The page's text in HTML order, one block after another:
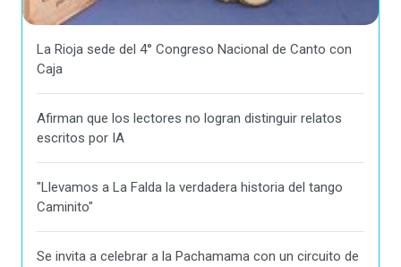
La Rioja sede del 4° Congreso Nacional de Canto con
Caja
Afirman que los lectores no logran distinguir relatos
escritos por IA
"Llevamos a La Falda la verdadera historia del tango
Caminito"
Se invita a celebrar a la Pachamama con un circuito de